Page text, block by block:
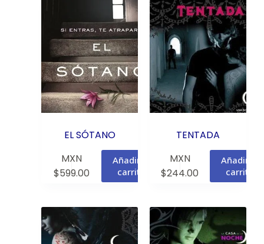
EL SÓTANO
MXN
$599.00
Añadir al
carrito
TENTADA
MXN
$244.00
Añadir al
carrito